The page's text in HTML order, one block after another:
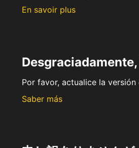
En savoir plus
Por favor, actualice la
Saber más